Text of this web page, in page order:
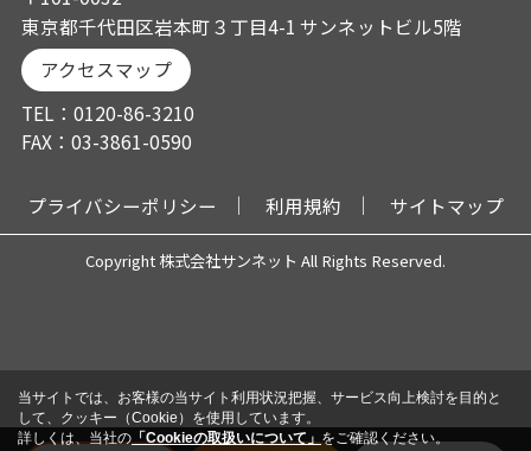
東京都千代田区岩本町３丁目4-1 サンネットビル5階
アクセスマップ
TEL：0120-86-3210
FAX：03-3861-0590
プライバシーポリシー 利用規約 サイトマップ
Copyright 株式会社サンネット All Rights Reserved.
当サイトでは、お客様の当サイト利用状況把握、サービス向上検討を目的と
して、クッキー（Cookie）を使用しています。
詳しくは、当社の「Cookieの取扱いについて」をご確認ください。